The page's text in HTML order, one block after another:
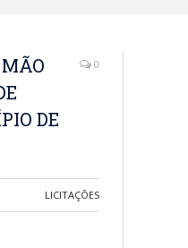
DE
0
LICITAÇÕES